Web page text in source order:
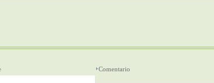
Comentario